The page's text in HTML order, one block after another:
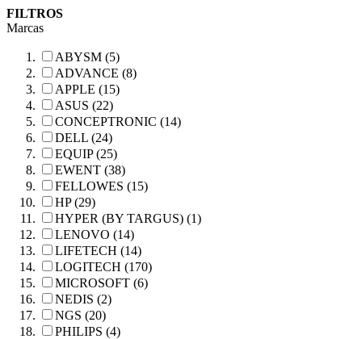
FILTROS
Marcas
ABYSM (5)
ADVANCE (8)
APPLE (15)
ASUS (22)
CONCEPTRONIC (14)
DELL (24)
EQUIP (25)
EWENT (38)
FELLOWES (15)
HP (29)
HYPER (BY TARGUS) (1)
LENOVO (14)
LIFETECH (14)
LOGITECH (170)
MICROSOFT (6)
NEDIS (2)
NGS (20)
PHILIPS (4)